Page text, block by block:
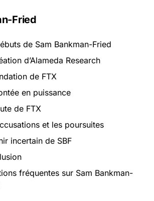
Fried
de Sam Bankman-Fried
d’Alameda Research
de FTX
en puissance
de FTX
et les poursuites
incertain de SBF
fréquentes sur Sam Bankman-